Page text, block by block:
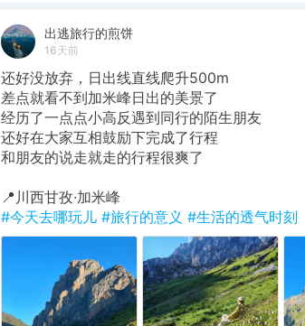
出逃旅行的煎饼
16天前
还好没放弃，日出线直线爬升500m
​差点就看不到加米峰日出的美景了
经历了一点点小高反遇到同行的陌生朋友
还好在大家互相鼓励下完成了行程
和朋友的说走就走的行程很爽了
​📍川西甘孜·加米峰
#今天去哪玩儿 #旅行的意义 #生活的透气时刻